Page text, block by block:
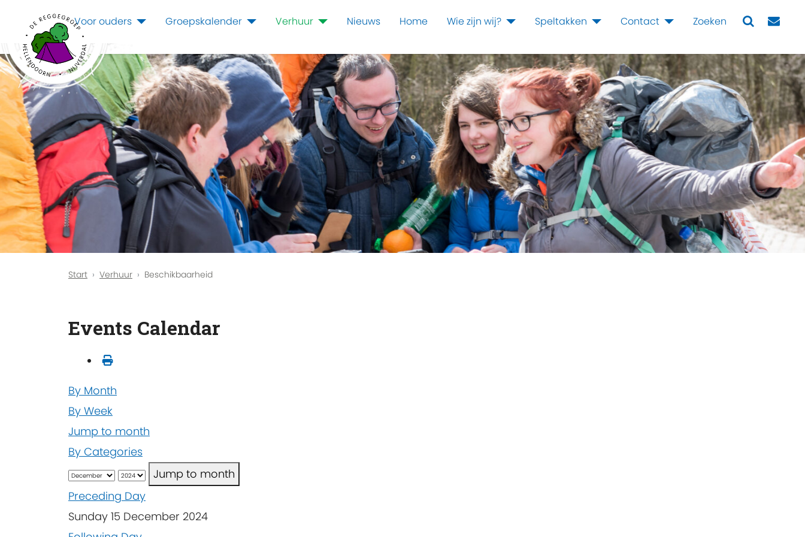
Voor ouders Groepskalender Verhuur Nieuws Home Wie zijn wij? Speltakken Contact Zoeken
Start Verhuur Beschikbaarheid
Events Calendar
By Month
By Week
Jump to month
By Categories
Jump to month
Preceding Day
Sunday 15 December 2024